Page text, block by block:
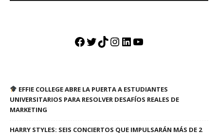
Facebook
Twitter
TikTok
Instagram
LinkedIn
YouTube
EFFIE COLLEGE ABRE LA PUERTA A ESTUDIANTES
UNIVERSITARIOS PARA RESOLVER DESAFÍOS REALES DE
MARKETING
HARRY STYLES: SEIS CONCIERTOS QUE IMPULSARÁN MÁS DE 2